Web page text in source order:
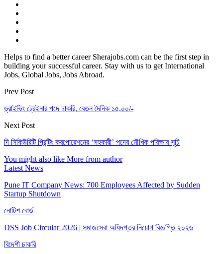
Helps to find a better career Sherajobs.com can be the first step in
building your successful career. Stay with us to get International
Jobs, Global Jobs, Jobs Abroad.
Prev Post
ড্রাইভিং ট্রেইনার পদে চাকরি, বেতন দৈনিক ১৫,০০/-
Next Post
দি সিকিউরিটি প্রিন্টিং করপােরেশনের ‘সহকারী’ পদের মৌখিক পরিক্ষার সূচি
You might also like More from author
Latest News
Pune IT Company News: 700 Employees Affected by Sudden
Startup Shutdown
নোটিশ বোর্ড
DSS Job Circular 2026 | সমাজসেবা অধিদপ্তর নিয়োগ বিজ্ঞপ্তি ২০২৬
বিদেশী চাকরি